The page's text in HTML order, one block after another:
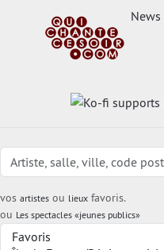
News
vos artistes ou lieux favoris.
ou Les spectacles «jeunes publics»